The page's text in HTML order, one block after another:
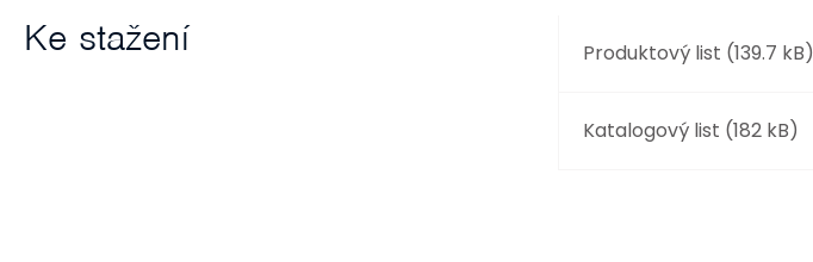
Ke stažení Produktový list (139.7 kB)
Katalogový list (182 kB)